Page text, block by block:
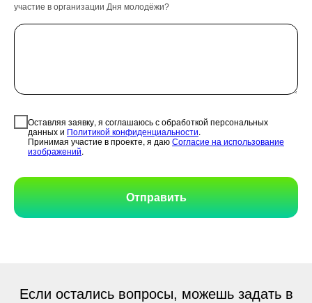
участие в организации Дня молодёжи?
Оставляя заявку, я соглашаюсь с обработкой персональных
данных и Политикой конфиденциальности.
Принимая участие в проекте, я даюСогласие на использование
изображений.
Отправить
Если остались вопросы, можешь задать в